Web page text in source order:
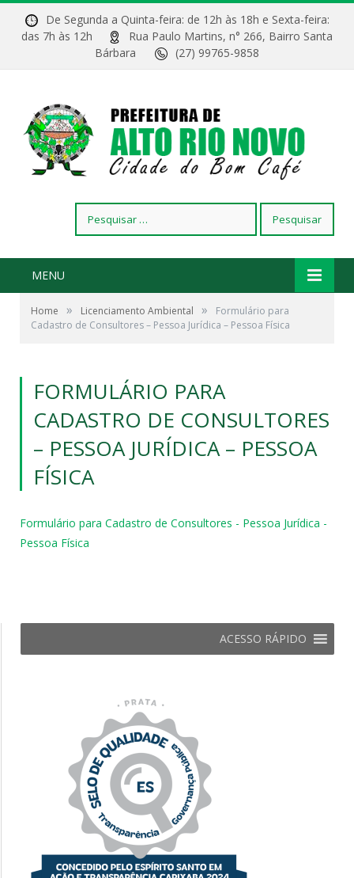
De Segunda a Quinta-feira: de 12h às 18h e Sexta-feira:
das 7h às 12h
Rua Paulo Martins, n° 266, Bairro Santa
Bárbara
(27) 99765-9858
por:
MENU
Home » Licenciamento Ambiental »
Formulário para
Cadastro de Consultores – Pessoa Jurídica – Pessoa Física
FORMULÁRIO PARA
CADASTRO DE CONSULTORES
– PESSOA JURÍDICA – PESSOA
FÍSICA
Formulário para Cadastro de Consultores - Pessoa Jurídica -
Pessoa Física
ACESSO RÁPIDO